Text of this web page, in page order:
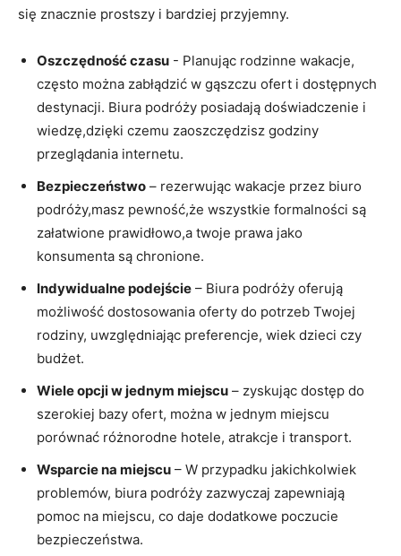
się znacznie prostszy⁤ i ⁢bardziej przyjemny.
Oszczędność czasu ‌- Planując rodzinne wakacje,
często można zabłądzić⁣ w gąszczu ​ofert⁤ i dostępnych
destynacji.‌ Biura podróży posiadają doświadczenie ⁣i
wiedzę,dzięki czemu zaoszczędzisz​ godziny
przeglądania internetu.
Bezpieczeństwo – rezerwując wakacje przez biuro
podróży,masz pewność,że‍ wszystkie formalności są
załatwione prawidłowo,a twoje prawa jako‍
konsumenta są chronione.
Indywidualne podejście – Biura podróży ‍oferują
możliwość dostosowania oferty do potrzeb Twojej
rodziny, uwzględniając preferencje, wiek dzieci​ czy
budżet.
Wiele⁤ opcji w jednym miejscu – ‍zyskując dostęp do
szerokiej bazy ofert, można ‍w ‌jednym miejscu
porównać ⁣różnorodne ‌hotele, atrakcje i transport.
Wsparcie⁤ na miejscu – W ‍przypadku jakichkolwiek
problemów, biura podróży ‍zazwyczaj zapewniają⁢
pomoc​ na miejscu, co ⁣daje ⁣dodatkowe poczucie
bezpieczeństwa.